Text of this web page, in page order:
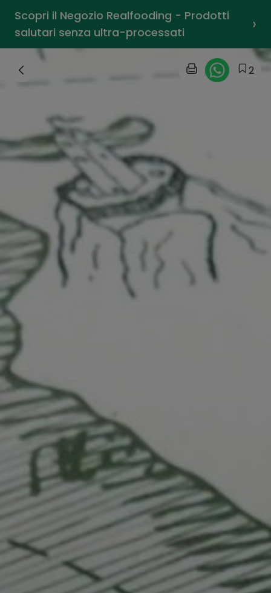
Scopri il Negozio Realfooding - Prodotti
salutari senza ultra-processati
›
2